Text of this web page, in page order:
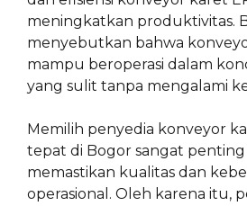
meningkatkan produktivitas.
menyebutkan bahwa
mampu beroperasi dalam
yang sulit tanpa mengalami
Memilih penyedia konveyor
tepat di Bogor sangat
memastikan kualitas dan
operasional. Oleh karena itu,